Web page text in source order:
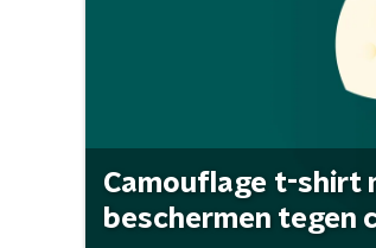
Camouflage t-shirt
beschermen tegen